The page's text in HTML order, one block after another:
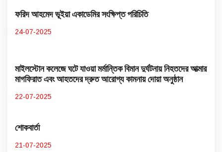
ফরিদ আহমেদ ভূইয়া একাডেমির সংক্ষিপ্ত পরিচিতি
24-07-2025
মাইলস্টোন কলেজে ঘটে যাওয়া মর্মান্তিক বিমান দুর্ঘটনায় নিহতদের আত্মার
মাগফিরাত এবং আহতদের দ্রুত আরোগ্য কামনায় দোয়া অনুষ্ঠান
22-07-2025
শোকবার্তা
21-07-2025